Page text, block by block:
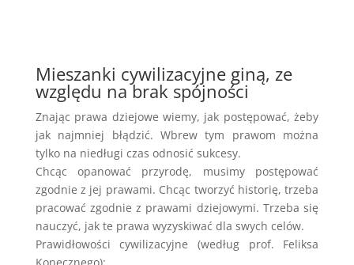
Mieszanki cywilizacyjne giną, ze
względu na brak spójności
Znając prawa dziejowe wiemy, jak postępować, żeby
jak najmniej błądzić. Wbrew tym prawom można
tylko na niedługi czas odnosić sukcesy.
Chcąc opanować przyrodę, musimy postępować
zgodnie z jej prawami. Chcąc tworzyć historię, trzeba
pracować zgodnie z prawami dziejowymi. Trzeba się
nauczyć, jak te prawa wyzys­kiwać dla swych celów.
Prawidłowości cywilizacyjne (według prof. Feliksa